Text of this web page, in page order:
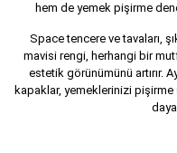
hem de yemek pişirme
Space tencere ve tavaları,
mavisi rengi, herhangi bir
estetik görünümünü artırır.
kapaklar, yemeklerinizi pişirme